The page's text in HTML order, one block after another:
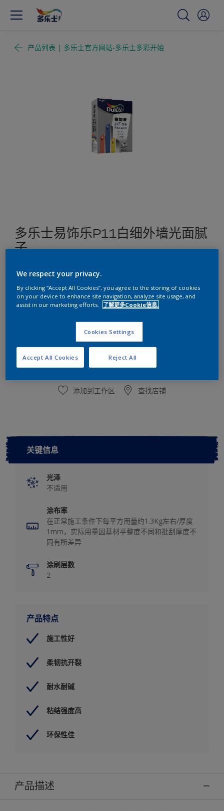
产品列表 | 多乐士官方网站-多乐士多彩开始
多乐士易饰乐P11白细外墙光面腻
子
施工性好/柔韧抗开裂/耐水耐碱/粘结强度高/环保性佳
尺寸
20kg 25kg
添加到工作区 查找店铺
关键信息
光泽
不适用
涂布率
在正常施工条件下每平方用量约1.3Kg左右/厚度
1mm，实际用量因基材平整度不同和批刮厚度不
同有所差异
涂刷层数
2
产品特点
施工性好
柔韧抗开裂
耐水耐碱
粘结强度高
环保性佳
产品描述
We respect your privacy.
By clicking “Accept All Cookies”, you agree to the storing of cookies
on your device to enhance site navigation, analyze site usage, and
assist in our marketing efforts.
了解更多Cookie信息.
Cookies Settings
Reject All
Accept All Cookies